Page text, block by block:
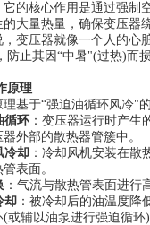
的核心作用是通过强制
大量热量，确保变压器
压器就像一个人的心脏
防止其因“中暑"(过热)而
原理
于“强迫油循环风冷"的
循环 ：变压器运行时产
外部的散热器管簇中。
冷却 ：冷却风机安装在
表面。
：气流与散热管表面进行
却 ：被冷却后的油温度
或辅以油泵进行强迫循环)